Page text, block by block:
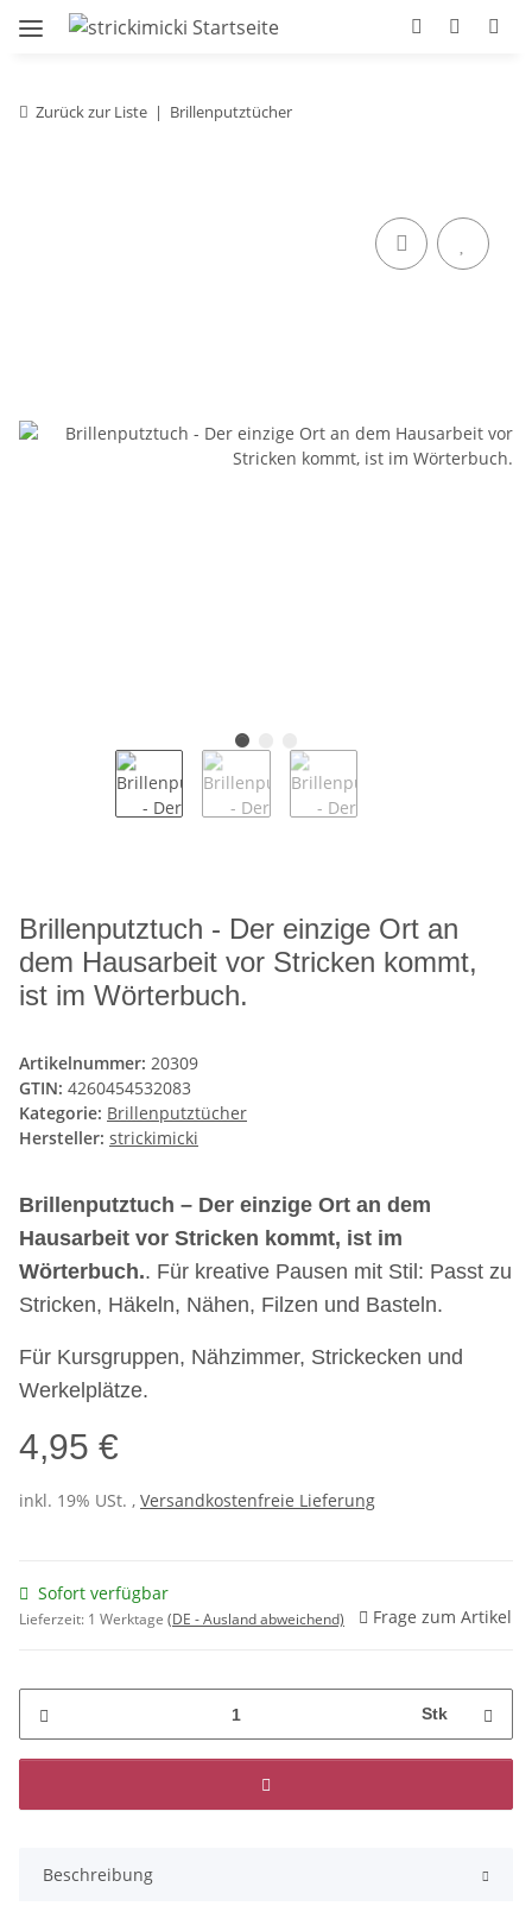
Zurück zur Liste Brillenputztücher
Brillenputztuch - Der einzige Ort an
dem Hausarbeit vor Stricken kommt,
ist im Wörterbuch.
Artikelnummer: 20309
GTIN: 4260454532083
Kategorie: Brillenputztücher
Hersteller: strickimicki
Brillenputztuch – Der einzige Ort an dem
Hausarbeit vor Stricken kommt, ist im
Wörterbuch.. Für kreative Pausen mit Stil: Passt zu
Stricken, Häkeln, Nähen, Filzen und Basteln.
Für Kursgruppen, Nähzimmer, Strickecken und
Werkelplätze.
4,95 €
inkl. 19% USt. , Versandkostenfreie Lieferung
Sofort verfügbar
Lieferzeit: 1 Werktage (DE - Ausland abweichend) Frage zum Artikel
Stk
Beschreibung